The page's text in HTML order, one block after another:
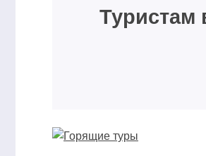
Туристам